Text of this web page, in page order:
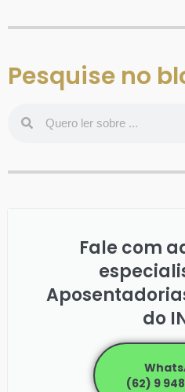
Pesquise no
Fale com
do
(62) 9